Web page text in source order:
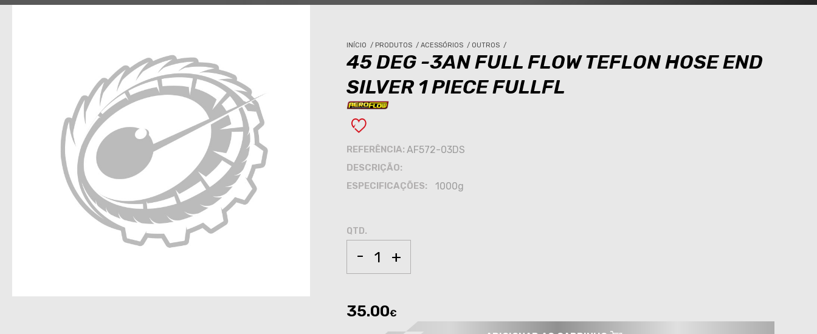
INÍCIO / PRODUTOS / ACESSÓRIOS / OUTROS /
45 DEG -3AN FULL FLOW TEFLON HOSE END
SILVER 1 PIECE FULLFL
REFERÊNCIA: AF572-03DS
DESCRIÇÃO:
ESPECIFICAÇÕES:
1000g
QTD.
- +
35.00€